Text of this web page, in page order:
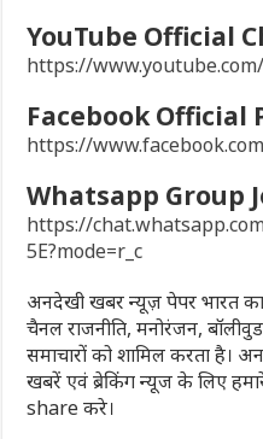
YouTube Official
https://
Facebook Official
https://
Whatsapp Group
https://
5E?mode=r_c
अनदेखी खबर न्यूज़ पेपर भारत
चैनल राजनीति, मनोरंजन,
समाचारों को शामिल करता है।
खबरें एवं ब्रेकिंग न्यूज के लिए
share करे।